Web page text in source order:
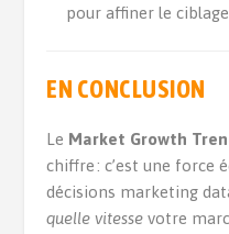
pour affiner le ciblage.
EN CONCLUSION
Le Market Growth
chiffre : c’est une force
décisions marketing
quelle vitesse votre